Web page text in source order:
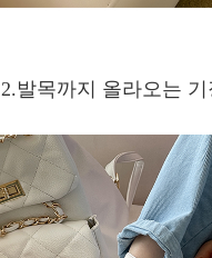
2.발목까지 올라오는